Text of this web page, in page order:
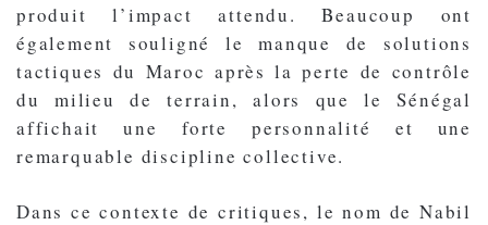
produit l’impact attendu. Beaucoup ont
également souligné le manque de solutions
tactiques du Maroc après la perte de contrôle
du milieu de terrain, alors que le Sénégal
affichait une forte personnalité et une
remarquable discipline collective.
Dans ce contexte de critiques, le nom de Nabil